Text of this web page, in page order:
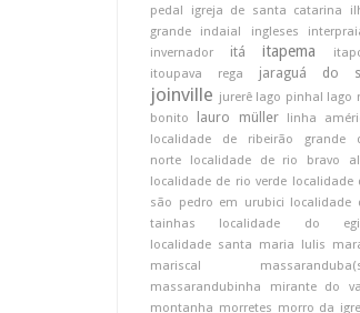
pedal
igreja de santa catarina
grande
indaial ingleses
invernador
itá itapema
itoupava rega
jaraguá do
joinville jurerê lago pinhal lago
bonito
lauro müller
linha
localidade de ribeirão grande
norte
localidade de rio bravo
localidade de rio verde localidade
são pedro em urubici localidade
tainhas
localidade do
localidade santa maria
lulis
mariscal
massarandubinha
mirante do
montanha morretes morro da